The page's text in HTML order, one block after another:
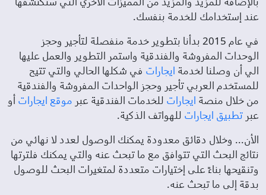
عند إستخدامك للخدمة بنفسك.
في عام 2015 بدأنا بتطوير خدمة منفصلة لتأجير وحجز
الوحدات المفروشة والفندقية واستمر التطوير والعمل عليها
الي أن وصلنا لخدمة ايجارات في شكلها الحالي والتي تتيح
للمستخدم العربي تأجير وحجز الواحدات المفروشة والفندقية
من خلال منصة ايجارات للخدمات الفندقية عبر موقع ايجارات أو
عبر تطبيق ايجارات للهواتف الذكية.
الأن... وخلال دقائق معدودة يمكنك الوصول لعدد لا نهائي من
نتائج البحث التي تتوافق مع ما تبحث عنه والتي يمكنك فلترتها
وتنقيحها بناءً على إختيارات متعددة لمتغيرات البحث للوصول
بدقة إلى ما تبحث عنه.